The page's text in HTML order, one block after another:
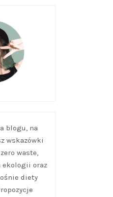
blogu, na
wskazówki
waste,
ekologii oraz
diety